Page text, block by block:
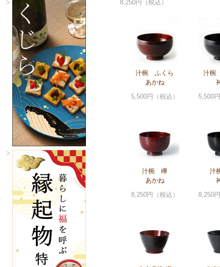
8,250円（税込）
汁椀 ふくら
あかね
5,500円（税込）
汁椀
5,500
汁椀 欅
あかね
8,250円（税込）
汁
8,250